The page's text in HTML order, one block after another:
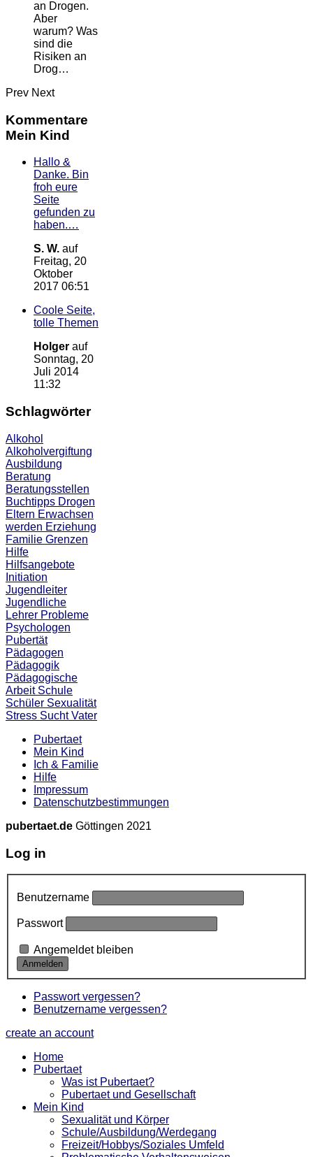
an Drogen.
Aber
warum? Was
sind die
Risiken an
Drog…
Prev Next
Kommentare
Mein Kind
Hallo &
Danke. Bin
froh eure
Seite
gefunden zu
haben.…
S. W. auf
Freitag, 20
Oktober
2017 06:51
Coole Seite,
tolle Themen
Holger auf
Sonntag, 20
Juli 2014
11:32
Schlagwörter
Alkohol
Alkoholvergiftung
Ausbildung
Beratung
Beratungsstellen
Buchtipps Drogen
Eltern Erwachsen
werden Erziehung
Familie Grenzen
Hilfe
Hilfsangebote
Initiation
Jugendleiter
Jugendliche
Lehrer Probleme
Psychologen
Pubertät
Pädagogen
Pädagogik
Pädagogische
Arbeit Schule
Schüler Sexualität
Stress SuchtVater
Pubertaet
Mein Kind
Ich & Familie
Hilfe
Impressum
Datenschutzbestimmungen
pubertaet.de Göttingen 2021
Log in
Benutzername
Passwort
Angemeldet bleiben
Passwort vergessen?
Benutzername vergessen?
create an account
Home
Pubertaet
Was ist Pubertaet?
Pubertaet und Gesellschaft
Mein Kind
Sexualität und Körper
Schule/Ausbildung/Werdegang
Freizeit/Hobbys/Soziales Umfeld